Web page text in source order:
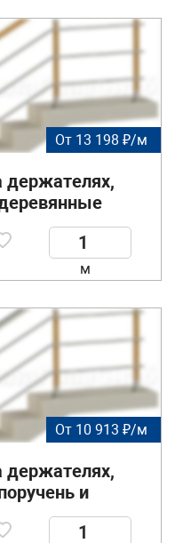
От 13 198 ₽/м
держателях,
м
От 10 913 ₽/м
держателях,
и